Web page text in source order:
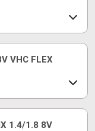
VHC FLEX
1.4/1.8 8V